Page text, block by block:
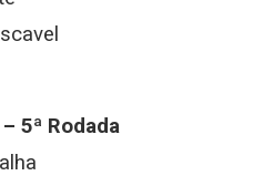
5ª Rodada